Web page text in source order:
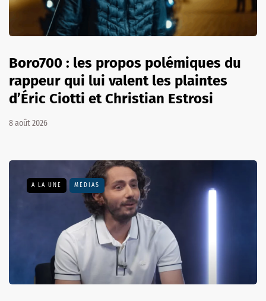
Boro700 : les propos polémiques du
rappeur qui lui valent les plaintes
d’Éric Ciotti et Christian Estrosi
8 août 2026
A LA UNE MÉDIAS